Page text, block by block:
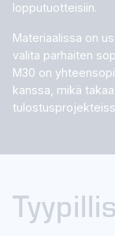
lopputuotteisiin.
Materiaalissa on
valita parhaiten
M30 on
kanssa, mikä